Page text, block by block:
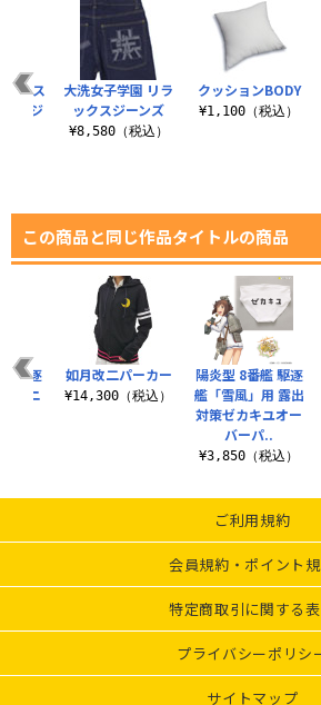
クッションBODY
¥1,100（税込）
ペス
のジ
大洗女子学園 リラ
ックスジーンズ
¥8,580（税込）
この商品と同じ作品タイトルの商品
陽炎型 8番艦 駆逐
艦「雪風」用 露出
対策ゼカキユオー
バーパ..
¥3,850（税込）
駆逐
のニ
如月改二パーカー
¥14,300（税込）
ご利用規約
会員規約・ポイント
特定商取引に関する
プライバシーポリシ
サイトマップ